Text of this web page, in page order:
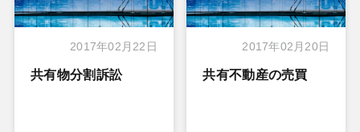
2017年02月22日
共有物分割訴訟
2017年02月20日
共有不動産の売買